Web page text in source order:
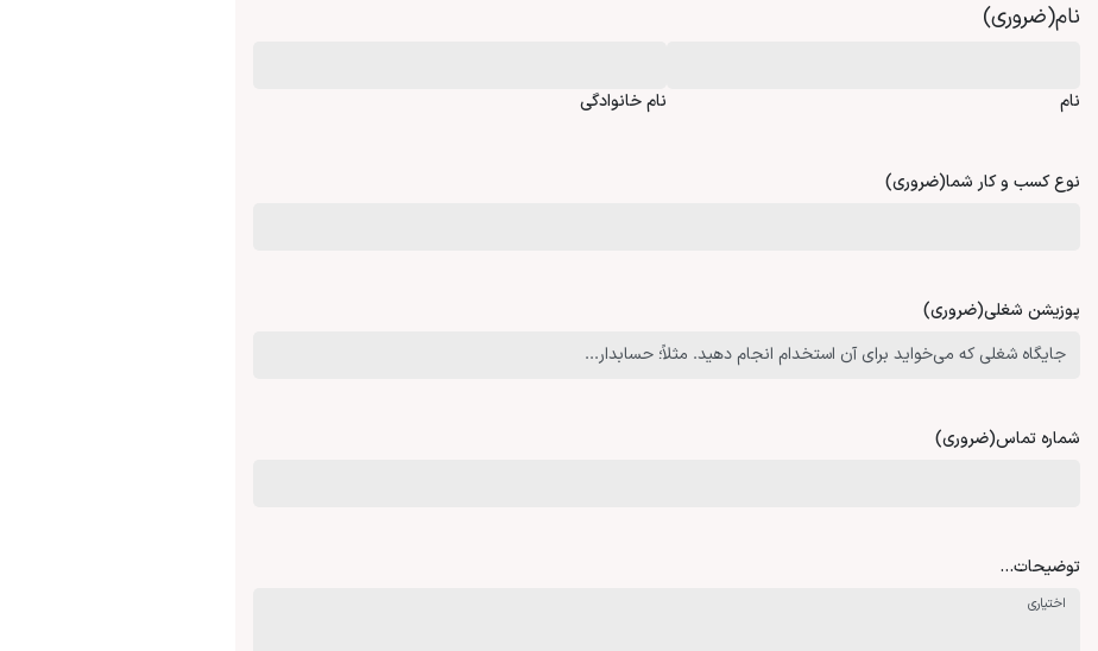
نام(ضروری)
نام نام خانوادگی
نوع کسب و کار شما(ضروری)
پوزیشن شغلی(ضروری)
شماره تماس(ضروری)
توضیحات…